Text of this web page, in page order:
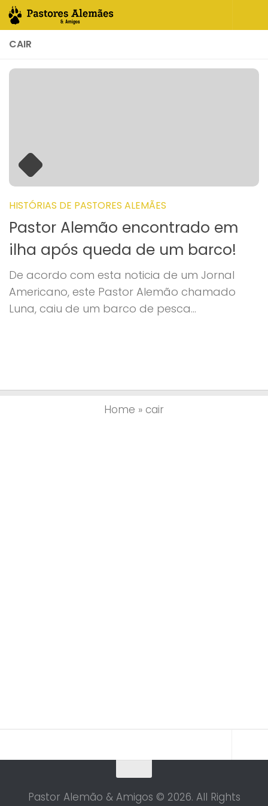
Skip to content
CAIR
HISTÓRIAS DE PASTORES ALEMÃES
Pastor Alemão encontrado em
ilha após queda de um barco!
De acordo com esta noticia de um Jornal
Americano, este Pastor Alemão chamado
Luna, caiu de um barco de pesca...
Home » cair
Pastor Alemão & Amigos © 2026. All Rights